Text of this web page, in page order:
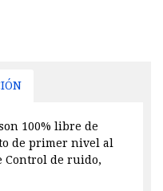
100% libre de
de primer nivel al
Control de ruido,